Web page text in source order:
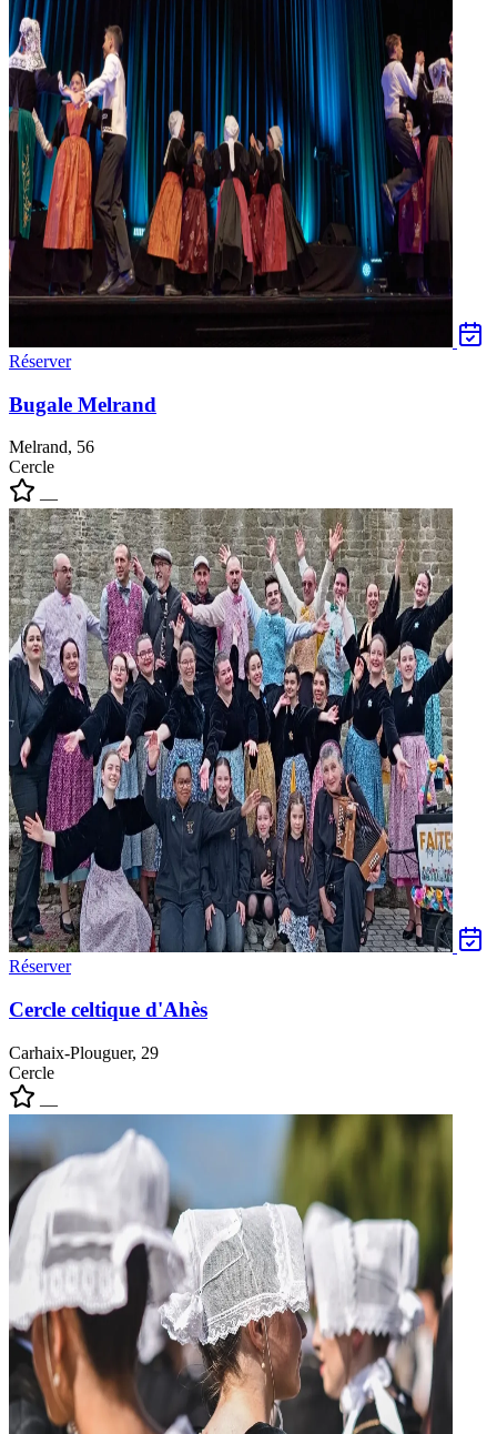
Réserver
Bugale Melrand
Melrand, 56
Cercle
—
Réserver
Cercle celtique d'Ahès
Carhaix-Plouguer, 29
Cercle
—